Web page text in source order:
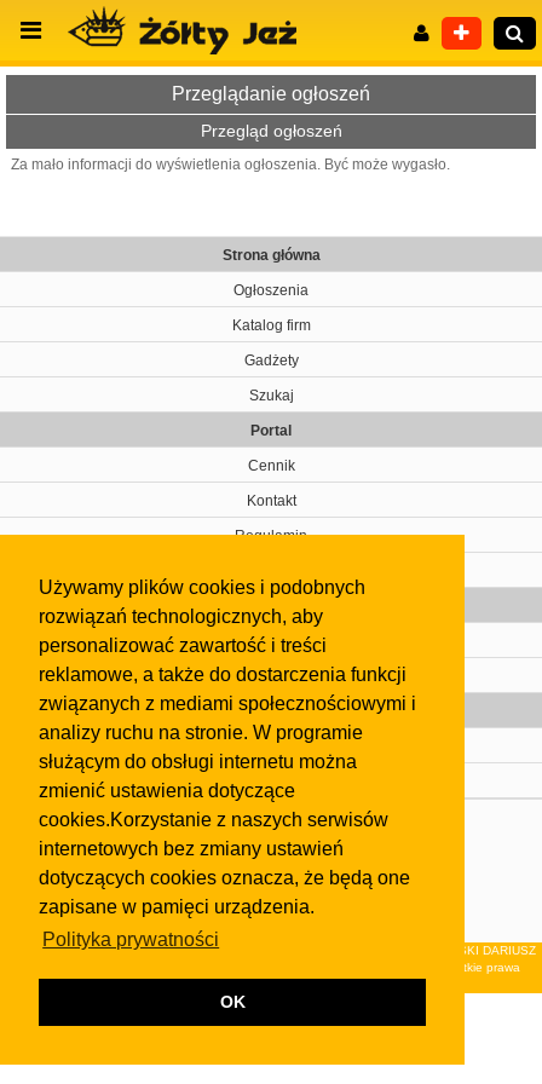
Używamy plików cookies i podobnych
rozwiązań technologicznych, aby
personalizować zawartość i treści
reklamowe, a także do dostarczenia funkcji
związanych z mediami społecznościowymi i
analizy ruchu na stronie. W programie
służącym do obsługi internetu można
zmienić ustawienia dotyczące
cookies.Korzystanie z naszych serwisów
internetowych bez zmiany ustawień
dotyczących cookies oznacza, że będą one
zapisane w pamięci urządzenia.
Polityka prywatności
OK
Przeglądanie ogłoszeń
Przegląd ogłoszeń
Za mało informacji do wyświetlenia ogłoszenia. Być może wygasło.
Strona główna
Ogłoszenia
Katalog firm
Gadżety
Szukaj
Portal
Cennik
Kontakt
Regulamin
Gazeta
Olkusz
Kontakt
Strefa dla biznesu
Biura nieruchomości
Dealerzy i autokomisy
Skontaktuj się z nami
regulaminuiPolityki Prywatności.
Klauzula FB
© 2026Wydawnictwo NEON sp. z o.o. (dawniej: FIRMA NEON MAREK KLUCZEWSKI DARIUSZ
KRAWCZYK s.c.) z siedzibą w Olkuszu, ul.Żuradzka 15, 32-300 Olkusz . Wszystkie prawa